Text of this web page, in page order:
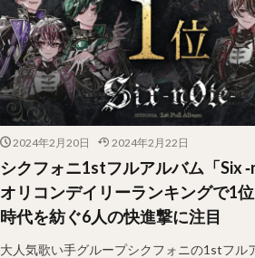
2024年2月20日 2024年2月22日
シクフォニ1stフルアルバム「Six
オリコンデイリーランキングで1
時代を紡ぐ6人の快進撃に注目
大人気歌い手グループシクフォニの1stフル